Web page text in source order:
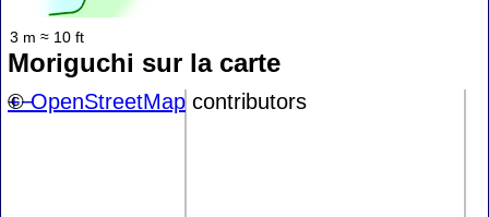
3 m ≈ 10 ft
Moriguchi sur la carte
+−
©OpenStreetMap contributors